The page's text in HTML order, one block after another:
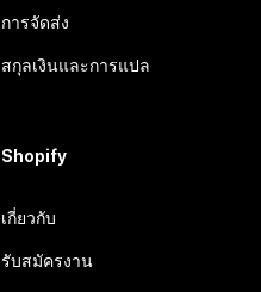
การจัดส่ง
สกุลเงินและการแปล
Shopify
เกี่ยวกับ
รับสมัครงาน